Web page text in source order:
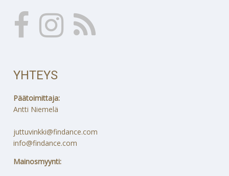
YHTEYS
Päätoimittaja:
Antti Niemelä
juttuvinkki@findance.com
info@findance.com
Mainosmyynti: